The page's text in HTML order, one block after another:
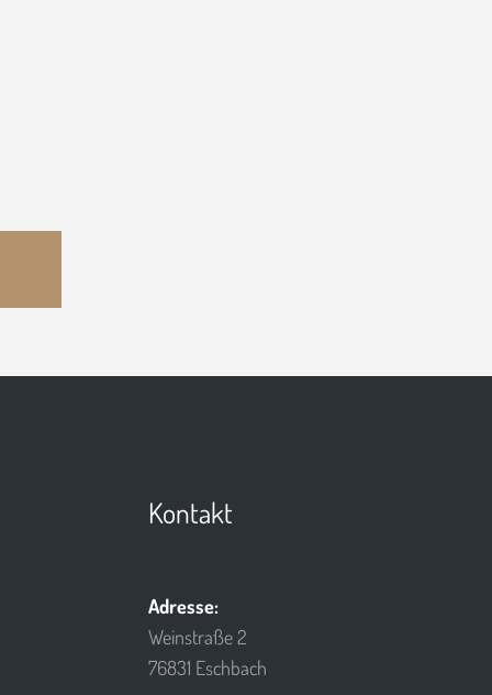
Kontakt
Adresse:
Weinstraße 2
76831 Eschbach